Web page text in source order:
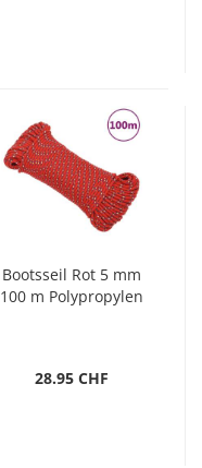
Bootsseil Rot 5 mm
100 m Polypropylen
28.95 CHF